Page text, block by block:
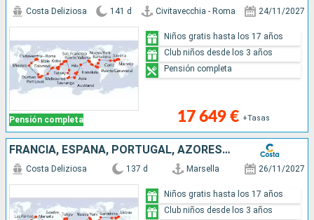
Pensión completa
Costa Deliziosa 141 d Civitavecchia - Roma 24/11/2027
17 649 € +Tasas
Niños gratis hasta los 17 años
Club niños desde los 3 años
Pensión completa
FRANCIA, ESPAÑA, PORTUGAL, AZORES, ESTADOS UNIDOS, FLORIDA (USA), PANAMA, MÉJICO, ESTADOS UNITOS, HAWÁI, NUEVA ZELANDA, AUSTRALIA, JAPÓN, MALASIA, SUDÁFRICA
Costa Deliziosa 137 d Marsella 26/11/2027
Niños gratis hasta los 17 años
Club niños desde los 3 años